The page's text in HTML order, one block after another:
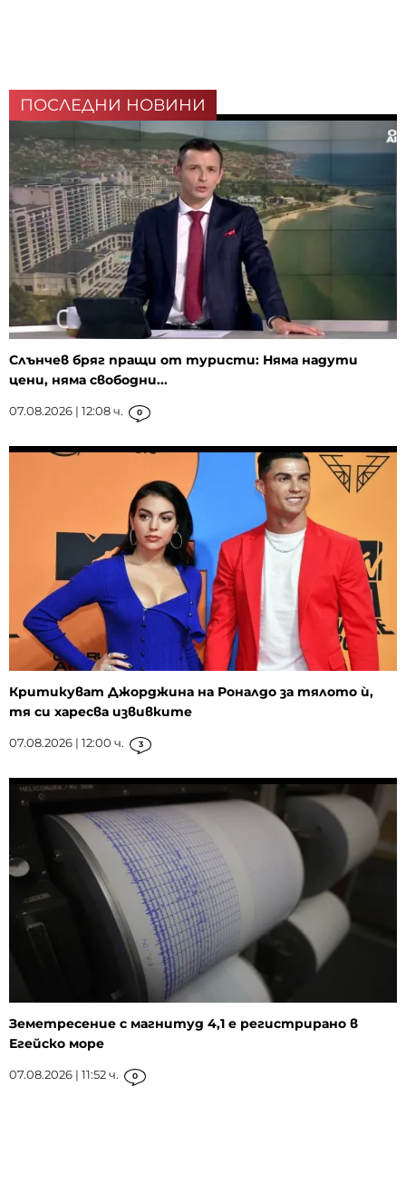
ПОСЛЕДНИ НОВИНИ
Слънчев бряг пращи от туристи: Няма надути
цени, няма свободни...
07.08.2026 | 12:08 ч. 0
Критикуват Джорджина на Роналдо за тялото ѝ,
тя си харесва извивките
07.08.2026 | 12:00 ч. 3
Земетресение с магнитуд 4,1 е регистрирано в
Егейско море
07.08.2026 | 11:52 ч. 0